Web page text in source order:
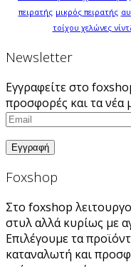
πειρατής μικρός πειρατής
τοίχου χελώνες
Newsletter
Εγγραφείτε στο
προσφορές και τα νέα
Foxshop
Στο foxshop
στυλ αλλά κυρίως με
Επιλέγουμε τα
καταναλωτή και